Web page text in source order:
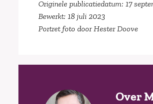
Originele publicatiedatum: 17
Bewerkt: 18 juli 2023
Portret foto door Hester Doove
Over